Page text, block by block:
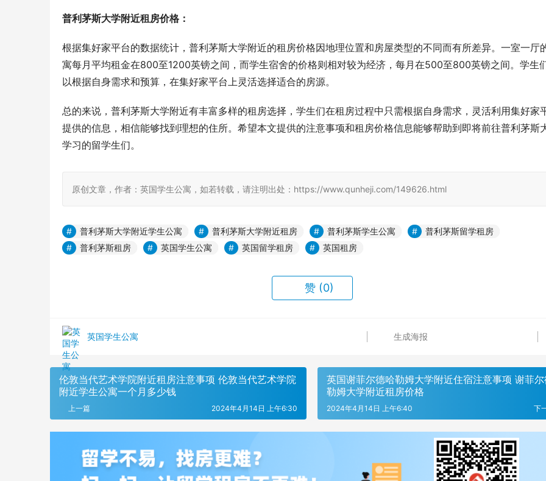
普利茅斯大学附近租房价格：
根据集好家平台的数据统计，普利茅斯大学附近的租房价格因地理位置和房屋类型的不同而有所差异。一室一厅
寓每月平均租金在800至1200英镑之间，而学生宿舍的价格则相对较为经济，每月在500至800英镑之间。学生
以根据自身需求和预算，在集好家平台上灵活选择适合的房源。
总的来说，普利茅斯大学附近有丰富多样的租房选择，学生们在租房过程中只需根据自身需求，灵活利用集好家
提供的信息，相信能够找到理想的住所。希望本文提供的注意事项和租房价格信息能够帮助到即将前往普利茅斯
学习的留学生们。
原创文章，作者：英国学生公寓，如若转载，请注明出处：https://www.qunheji.com/149626.html
普利茅斯大学附近学生公寓 普利茅斯大学附近租房 普利茅斯学生公寓
普利茅斯留学租房
普利茅斯租房
英国学生公寓 英国留学租房 英国租房
赞 (0)
英国学生公寓 生成海报
伦敦当代艺术学院附近租房注意事项 伦敦当代艺术学院
附近学生公寓一个月多少钱
上一篇 2024年4月14日 上午6:30
英国谢菲尔德哈勒姆大学附近住宿注意事项 谢菲尔
勒姆大学附近租房价格
下
2024年4月14日 上午6:40